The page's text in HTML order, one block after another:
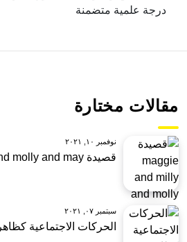
درجة علمية متضمنة
مقالات مختارة
نوفمبر ١٠, ٢٠٢١
قصيدة maggie and milly and molly and may
سبتمبر ٠٧, ٢٠٢١
الحركات الاجتماعية